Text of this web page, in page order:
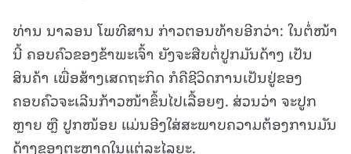
ທ່ານ ນາລອນ ໂພທີສານ ກ່າວຕອນທ້າຍອີກວ່າ: ໃນຕໍ່ໜ້າ
ນີ້ ຄອບຄົວຂອງຂ້າພະເຈົ້າ ຍັງຈະສືບຕໍ່ປູກມັນດ້າງ ເປັນ
ສິນຄ້າ ເພື່ອສ້າງເສດຖະກິດ ກໍຄືຊີວິດການເປັນຢູ່ຂອງ
ຄອບຄົວຈະເລີນກ້າວໜ້າຂຶ້ນໄປເລື້ອຍໆ. ສ່ວນວ່າ ຈະປູກ
ຫຼາຍ ຫຼື ປູກໜ້ອຍ ແມ່ນອີງໃສ່ສະພາບຄວາມຕ້ອງການມັນ
ດ້າງຂອງຕະຫຼາດໃນແຕ່ລະໄລຍະ.